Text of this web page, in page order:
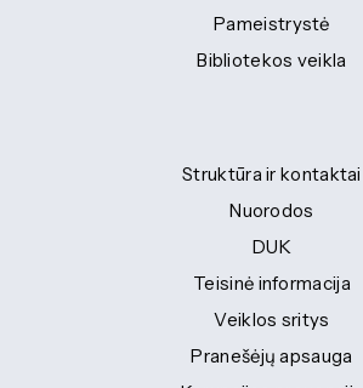
Pameistrystė
Bibliotekos veikla
Struktūra ir kontaktai
Nuorodos
DUK
Teisinė informacija
Veiklos sritys
Pranešėjų apsauga